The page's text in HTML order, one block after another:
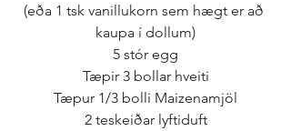
(eða 1 tsk vanillukorn sem hægt er að
kaupa í dollum)
5 stór egg
Tæpir 3 bollar hveiti
Tæpur 1/3 bolli Maizenamjöl
2 teskeiðar lyftiduft